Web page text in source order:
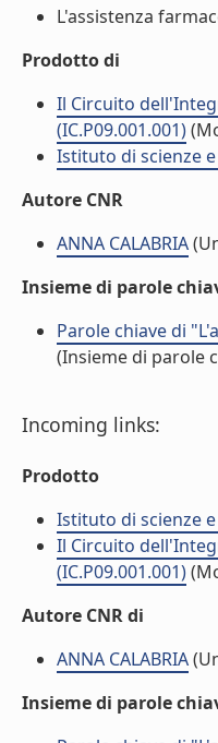
L'assistenza
Prodotto di
Il Circuito
(IC.P09.001.001)
Istituto di scienze
Autore CNR
ANNA CALABRIA
Insieme di parole
Parole chiave di
(Insieme di parole
Incoming links:
Prodotto
Istituto di scienze
Il Circuito
(IC.P09.001.001)
Autore CNR di
ANNA CALABRIA
Insieme di parole